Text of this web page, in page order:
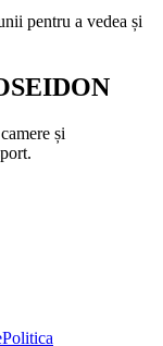
pentru a vedea și
și
Politica